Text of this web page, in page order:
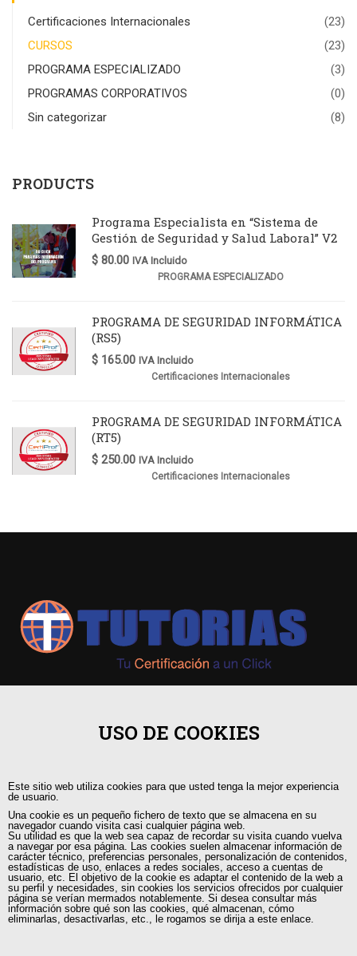
Certificaciones Internacionales
(23)
CURSOS
(23)
PROGRAMA ESPECIALIZADO
(3)
PROGRAMAS CORPORATIVOS
(0)
Sin categorizar
(8)
PRODUCTS
Programa Especialista en “Sistema de
Gestión de Seguridad y Salud Laboral” V2
$ 80.00 IVA Incluido
PROGRAMA ESPECIALIZADO
PROGRAMA DE SEGURIDAD INFORMÁTICA
(RS5)
$ 165.00 IVA Incluido
Certificaciones Internacionales
PROGRAMA DE SEGURIDAD INFORMÁTICA
(RT5)
$ 250.00 IVA Incluido
Certificaciones Internacionales
capacitacion@tutorias.ec
USO DE COOKIES
Este sitio web utiliza cookies para que usted tenga la mejor experiencia
de usuario.
Una cookie es un pequeño fichero de texto que se almacena en su
navegador cuando visita casi cualquier página web.
Su utilidad es que la web sea capaz de recordar su visita cuando vuelva
a navegar por esa página. Las cookies suelen almacenar información de
carácter técnico, preferencias personales, personalización de contenidos,
estadísticas de uso, enlaces a redes sociales, acceso a cuentas de
usuario, etc. El objetivo de la cookie es adaptar el contenido de la web a
su perfil y necesidades, sin cookies los servicios ofrecidos por cualquier
página se verían mermados notablemente. Si desea consultar más
información sobre qué son las cookies, qué almacenan, cómo
eliminarlas, desactivarlas, etc., le rogamos se dirija a este enlace.